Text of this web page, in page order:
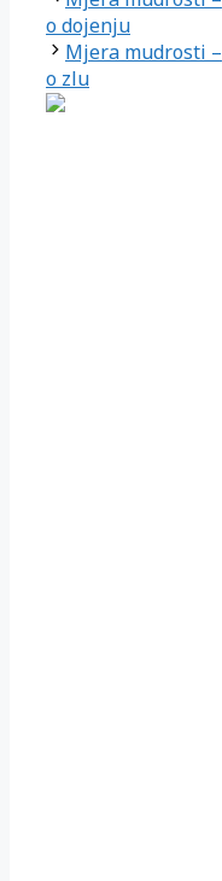
o dojenju
Mjera mudrosti –
o zlu